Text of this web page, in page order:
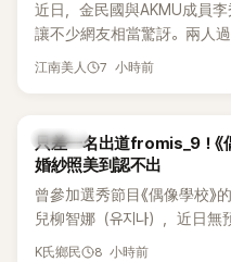
近日，金民國與AKMU成員
讓不少網友相當驚訝。兩人
起踏上瑞士之旅，也讓粉絲紛
江南美人 7 小時前
K-POP
只差一名出道fromis_9！《
婚紗照美到認不出
曾參加選秀節目《偶像學校
兒柳智娜（유지나），近日
照，親自宣布即將步入婚姻
K氏鄉民 8 小時前